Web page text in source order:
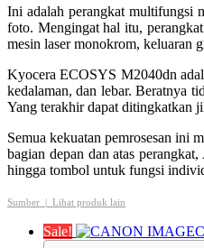
Ini adalah perangkat multifungsi
foto. Mengingat hal itu,
mesin laser monokrom, keluaran
Kyocera ECOSYS M2040dn
kedalaman, dan lebar. Beratnya
Yang terakhir dapat ditingkatkan
Semua kekuatan pemrosesan ini
bagian depan dan atas
hingga tombol untuk fungsi
Sumber | Lihat produk lain
Sale!